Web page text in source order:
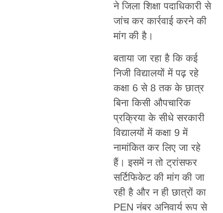
ने जिला शिक्षा पदाधिकारी से
जांच कर कार्रवाई करने की
मांग की है।
बताया जा रहा है कि कई
निजी विद्यालयों में पढ़ रहे
कक्षा 6 से 8 तक के छात्र
बिना किसी औपचारिक
प्रक्रिया के सीधे सरकारी
विद्यालयों में कक्षा 9 में
नामांकित कर लिए जा रहे
हैं। इसमें न तो ट्रांसफर
सर्टिफिकेट की मांग की जा
रही है और न ही छात्रों का
PEN नंबर अनिवार्य रूप से